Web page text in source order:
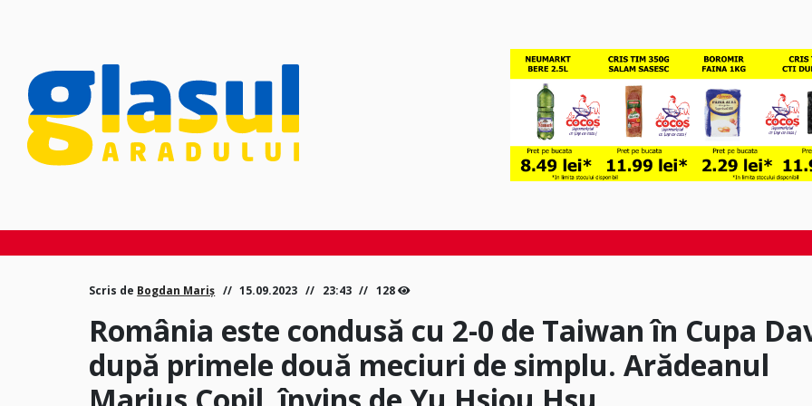
Scris de Bogdan Mariș 15.09.2023 23:43 128
România este condusă cu 2-0 de Taiwan în Cupa
după primele două meciuri de simplu. Arădeanul